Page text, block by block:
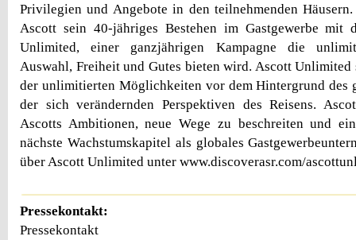
Privilegien und Angebote in den teilnehmenden
Ascott sein 40-jähriges Bestehen im Gastgewerbe mit
Unlimited, einer ganzjährigen Kampagne die
Auswahl, Freiheit und Gutes bieten wird. Ascott
der unlimitierten Möglichkeiten vor dem Hintergrund des
der sich verändernden Perspektiven des Reisens.
Ascotts Ambitionen, neue Wege zu beschreiten und
nächste Wachstumskapitel als globales
über Ascott Unlimited unter www.discoverasr.com/
Pressekontakt:
Pressekontakt